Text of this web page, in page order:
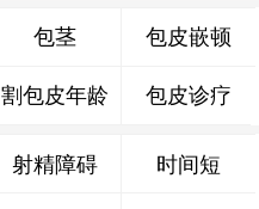
包茎
割包皮年龄
包皮嵌顿
包皮诊疗
射精障碍 时间短